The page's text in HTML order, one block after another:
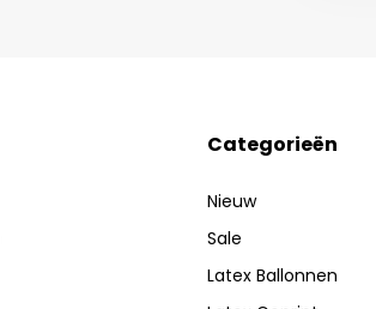
Categorieën
Nieuw
Sale
Latex Ballonnen